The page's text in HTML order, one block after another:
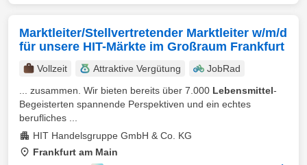
Marktleiter/Stellvertretender Marktleiter w/m/d
für unsere HIT-Märkte im Großraum Frankfurt
Vollzeit Attraktive Vergütung
JobRad
... zusammen. Wir bieten bereits über 7.000 Lebensmittel-
Begeisterten spannende Perspektiven und ein echtes
berufliches ...
HIT Handelsgruppe GmbH & Co. KG
Frankfurt am Main